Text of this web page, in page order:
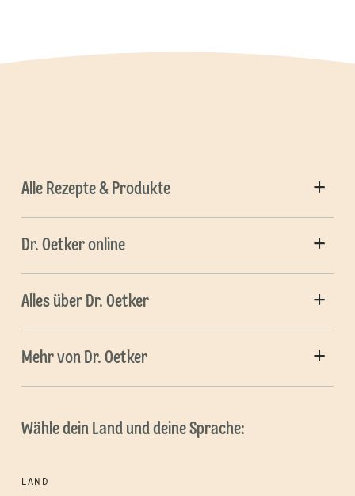
Alle Rezepte & Produkte
Dr. Oetker online
Alles über Dr. Oetker
Mehr von Dr. Oetker
Wähle dein Land und deine Sprache:
LAND